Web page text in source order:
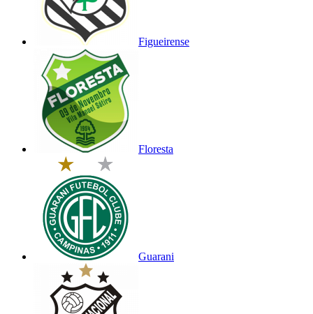
Figueirense
Floresta
Guarani